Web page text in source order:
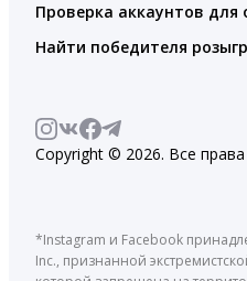
Проверка аккаунтов для
Найти победителя
Copyright © 2026. Все
*Instagram и Facebook
Inc., признанной